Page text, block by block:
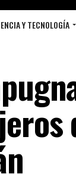
Y TECNOLOGÍA